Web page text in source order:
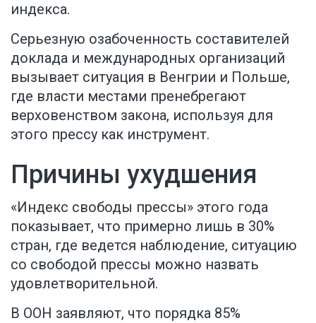
индекса.
Серьезную озабоченность составителей
доклада и международных организаций
вызывает ситуация в Венгрии и Польше,
где власти местами пренебрегают
верховенством закона, используя для
этого прессу как инструмент.
Причины ухудшения
«Индекс свободы прессы» этого года
показывает, что примерно лишь в 30%
стран, где ведется наблюдение, ситуацию
со свободой прессы можно назвать
удовлетворительной.
В ООН заявляют, что порядка 85%